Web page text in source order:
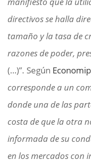
directivos se halla
tamaño y la tasa de
razones de poder,
(…)”. Según
corresponde a un
donde una de las
costa de que la otra
informada de su
en los mercados con